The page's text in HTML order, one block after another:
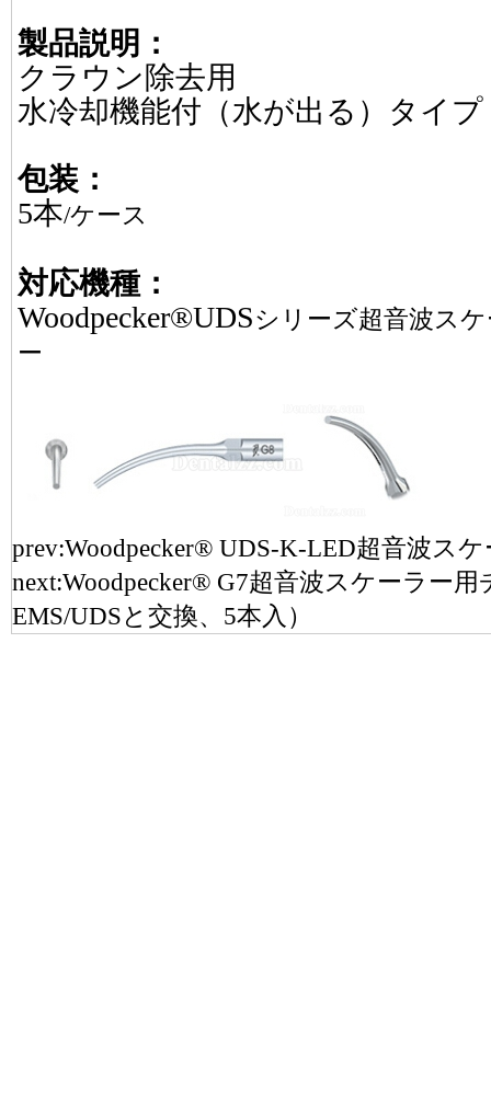
製品説明：
クラウン除去用
水冷却機能付（水が出る）タイプ
包装：
5本/ケース
対応機種：
Woodpecker®UDSシリーズ超音波ス
ー
prev:Woodpecker® UDS-K-LED超音波ス
next:Woodpecker® G7超音波スケーラー
EMS/UDSと交換、5本入）